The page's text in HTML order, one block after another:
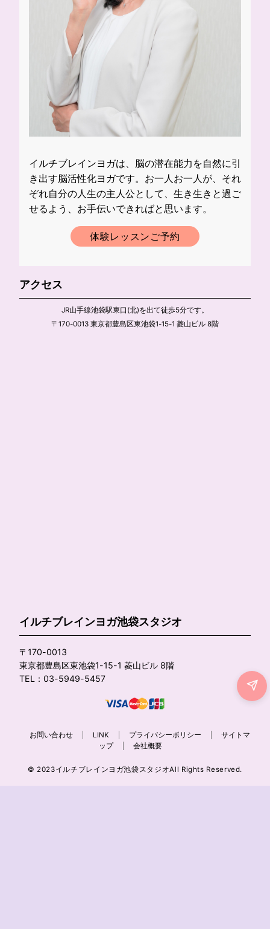
イルチブレインヨガは、脳の潜在能力を自然に引
き出す脳活性化ヨガです。お一人お一人が、それ
ぞれ自分の人生の主人公として、生き生きと過ご
せるよう、お手伝いできればと思います。
体験レッスンご予約
アクセス
JR山手線池袋駅東口(北)を出て徒歩5分です。
〒170-0013 東京都豊島区東池袋1-15-1 菱山ビル 8階
イルチブレインヨガ池袋スタジオ
〒170-0013
東京都豊島区東池袋1-15-1 菱山ビル 8階
TEL：03-5949-5457
お問い合わせ LINK プライバシーポリシー
サイトマ
ップ
会社概要
© 2023イルチブレインヨガ池袋スタジオAll Rights Reserved.